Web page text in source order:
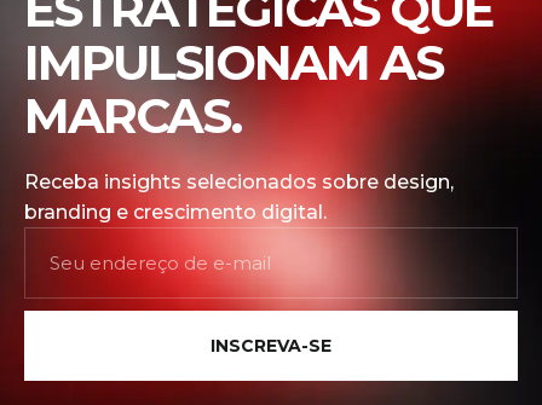
IMPULSIONAM AS
MARCAS.
Receba insights selecionados sobre design,
branding e crescimento digital.
INSCREVA-SE